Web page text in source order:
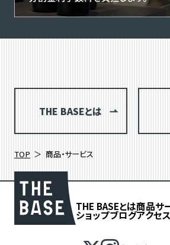
THE BASEとは
TOP 商品・サービス
THE BASEとは商品サ
ショップブログアクセス